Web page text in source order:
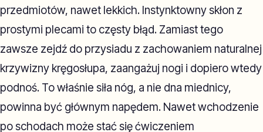
przedmiotów, nawet lekkich. Instynktowny skłon z
prostymi plecami to częsty błąd. Zamiast tego
zawsze zejdź do przysiadu z zachowaniem naturalnej
krzywizny kręgosłupa, zaangażuj nogi i dopiero wtedy
podnoś. To właśnie siła nóg, a nie dna miednicy,
powinna być głównym napędem. Nawet wchodzenie
po schodach może stać się ćwiczeniem